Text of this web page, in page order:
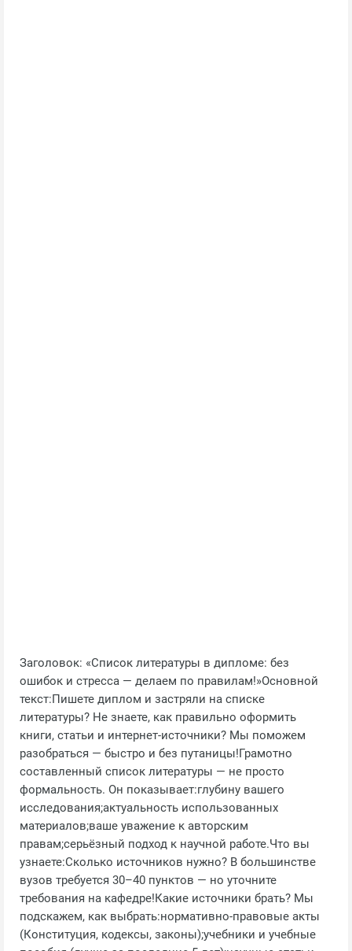
Заголовок: «Список литературы в дипломе: без
ошибок и стресса — делаем по правилам!»Основной
текст:Пишете диплом и застряли на списке
литературы? Не знаете, как правильно оформить
книги, статьи и интернет‑источники? Мы поможем
разобраться — быстро и без путаницы!Грамотно
составленный список литературы — не просто
формальность. Он показывает:глубину вашего
исследования;актуальность использованных
материалов;ваше уважение к авторским
правам;серьёзный подход к научной работе.Что вы
узнаете:Сколько источников нужно? В большинстве
вузов требуется 30–40 пунктов — но уточните
требования на кафедре!Какие источники брать? Мы
подскажем, как выбрать:нормативно‑правовые акты
(Конституция, кодексы, законы);учебники и учебные